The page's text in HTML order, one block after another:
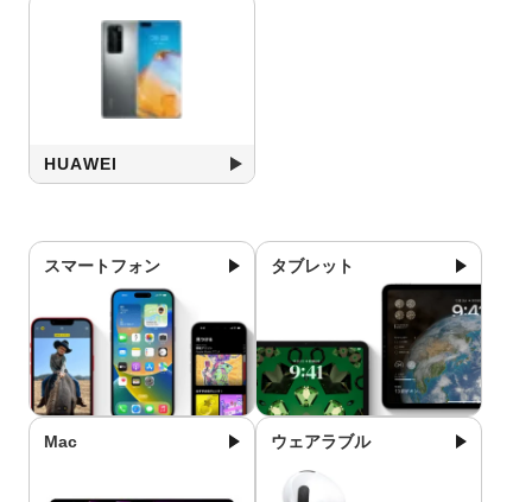
HUAWEI
スマートフォン タブレット
Mac ウェアラブル